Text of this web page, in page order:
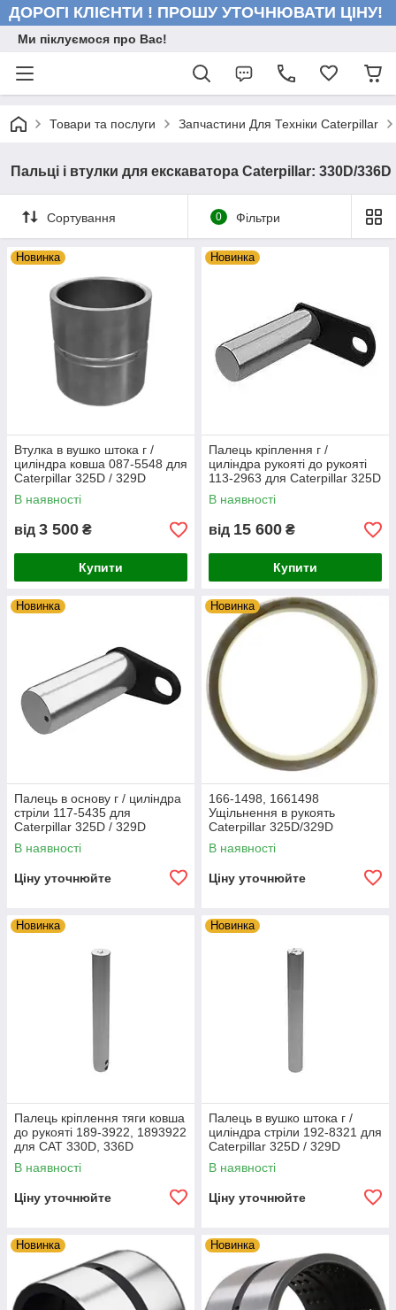
ДОРОГІ КЛІЄНТИ ! ПРОШУ УТОЧНЮВАТИ ЦІНУ!
Ми піклуємося про Вас!
Товари та послуги Запчастини Для Техніки Caterpillar
Пальці і втулки для екскаватора Caterpillar: 330D/336D
Сортування 0 Фільтри
Новинка
Втулка в вушко штока г /
циліндра ковша 087-5548 для
Caterpillar 325D / 329D
В наявності
від 3 500 ₴
Купити
Новинка
Палець кріплення г /
циліндра рукояті до рукояті
113-2963 для Caterpillar 325D
/ 329D
В наявності
від 15 600 ₴
Купити
Новинка
Палець в основу г / циліндра
стріли 117-5435 для
Caterpillar 325D / 329D
В наявності
Ціну уточнюйте
Новинка
166-1498, 1661498
Ущільнення в рукоять
Caterpillar 325D/329D
В наявності
Ціну уточнюйте
Новинка
Палець кріплення тяги ковша
до рукояті 189-3922, 1893922
для CAT 330D, 336D
В наявності
Ціну уточнюйте
Новинка
Палець в вушко штока г /
циліндра стріли 192-8321 для
Caterpillar 325D / 329D
В наявності
Ціну уточнюйте
Новинка Новинка